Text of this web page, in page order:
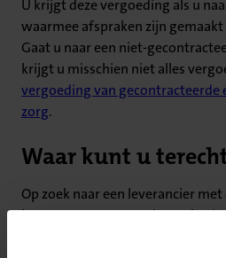
U krijgt deze vergoeding als u
waarmee afspraken zijn
Gaat u naar een niet-
krijgt u misschien niet alles
vergoeding van
zorg.
Waar kunt u
Op zoek naar een leverancier
leveren van een MRA-beugel?
. Bij het opmeten en